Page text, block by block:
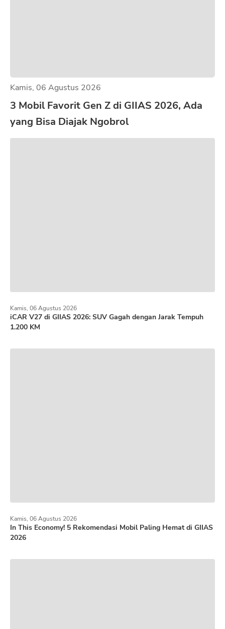
Kamis, 06 Agustus 2026
3 Mobil Favorit Gen Z di GIIAS 2026, Ada
yang Bisa Diajak Ngobrol
iCAR V27 di GIIAS 2026: SUV Gagah dengan Jarak Tempuh
1.200 KM
Kamis, 06 Agustus 2026
In This Economy! 5 Rekomendasi Mobil Paling Hemat di GIIAS
2026
Kamis, 06 Agustus 2026